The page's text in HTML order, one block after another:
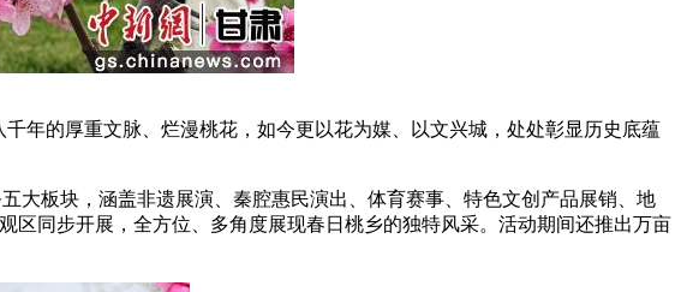
的厚重文脉、烂漫桃花，如今更以花为媒、以文兴城，处处彰显历史底蕴
板块，涵盖非遗展演、秦腔惠民演出、体育赛事、特色文创产品展销、地
区同步开展，全方位、多角度展现春日桃乡的独特风采。活动期间还推出万亩